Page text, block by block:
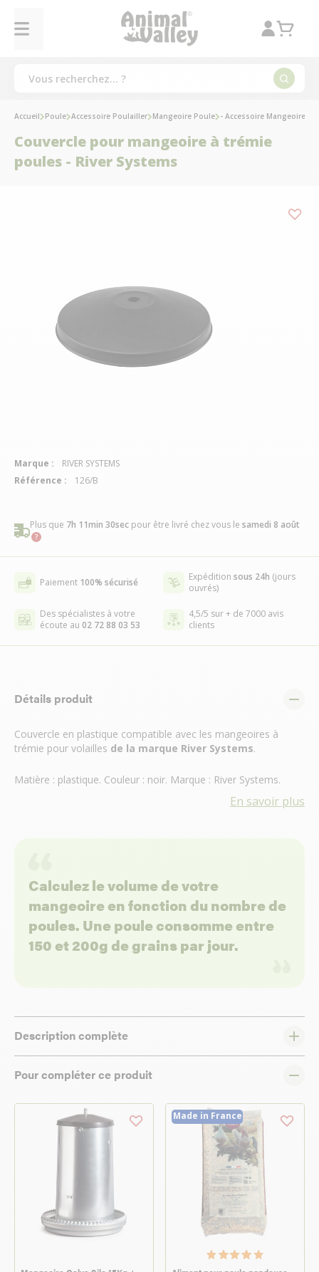
Plus que 7h 11min 29sec pour être livré chez vous le samedi 8 août
Paiement 100% sécurisé Expédition sous 24h (jours
ouvrés)
Des spécialistes à votre
écoute au 02 72 88 03 53
4,5/5 sur + de 7000 avis
clients
Détails produit
Couvercle en plastique compatible avec les mangeoires à
trémie pour volailles de la marque River Systems.
Matière : plastique. Couleur : noir. Marque : River Systems.
En savoir plus
Calculez le volume de votre
mangeoire en fonction du nombre de
poules. Une poule consomme entre
150 et 200g de grains par jour.
Description complète
Pour compléter ce produit
Made in France
Accueil Poule Accessoire Poulailler Mangeoire Poule - Accessoire Mangeoire
Couvercle pour mangeoire à trémie
poules - River Systems
Marque :
RIVER SYSTEMS
Référence :
126/B